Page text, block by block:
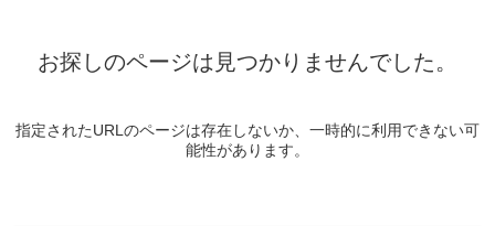
お探しのページは見つかりませんでした。
指定されたURLのページは存在しないか、一時的に利用できない可
能性があります。